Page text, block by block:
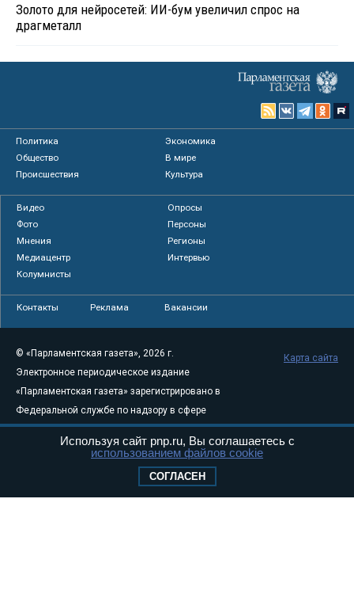
Золото для нейросетей: ИИ-бум увеличил спрос на
драгметалл
Политика
Экономика
Общество
В мире
Происшествия
Культура
Видео
Опросы
Фото
Персоны
Мнения
Регионы
Медиацентр
Интервью
Колумнисты
Контакты Реклама Вакансии
© «Парламентская газета», 2026 г.
Электронное периодическое издание
«Парламентская газета» зарегистрировано в
Федеральной службе по надзору в сфере
связи, информационных технологий и
массовых коммуникаций (Роскомнадзор) 05
Свидетельство о регистрации Эл № ФС77-
Карта сайта
Используя сайт pnp.ru, Вы соглашаетесь с
использованием файлов cookie
СОГЛАСЕН